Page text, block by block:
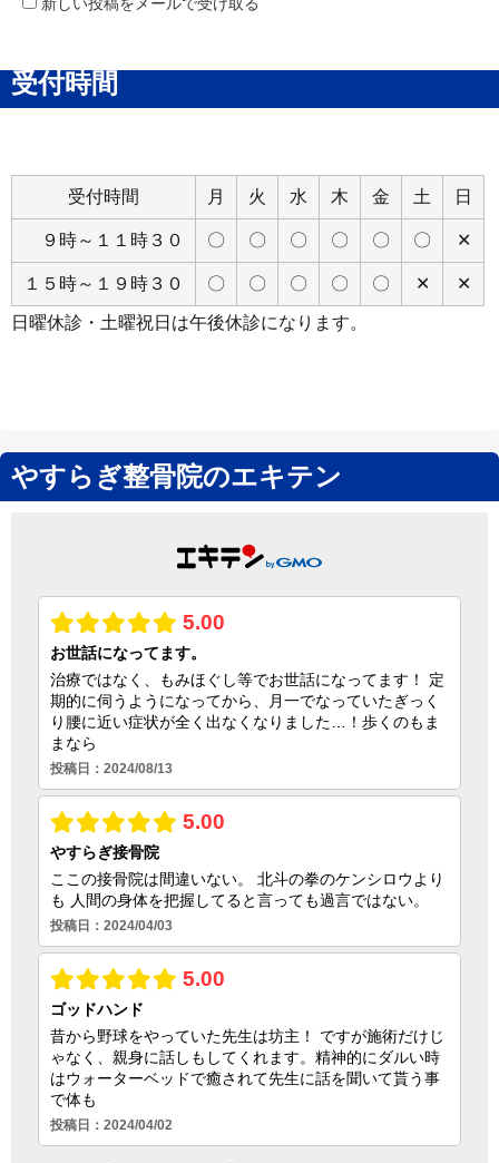
受付時間
受付時間 月 火 水 木 金 土 日
９時～１１時３０ 〇 〇 〇 〇 〇 〇 ✕
１５時～１９時３０ 〇 〇 〇 〇 〇 ✕ ✕
日曜休診・土曜祝日は午後休診になります。
やすらぎ整骨院のエキテン